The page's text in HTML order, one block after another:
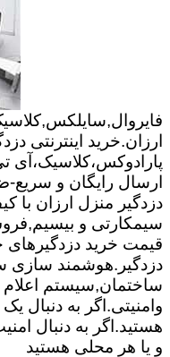
ارزان.خرید اینترنتی
پارادوکس،کلاسیک،آی
دزدگیر منزل ارزان با
سیمکارتی و
قیمت خرید
دزدگیر.هوشمند سازی
ساختمان,سیستم
وامنیتی.اگر به دنبال
هستید.اگر به دنبال
و یا هر محلی هستید